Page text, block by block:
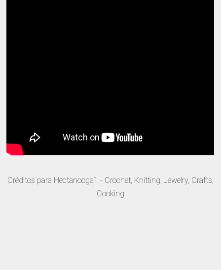
Créditos para Hectanooga1 - Crochet, Knitting, Jewelry, Crafts,
Cooking